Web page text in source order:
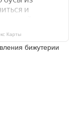
Карты
бижутерии